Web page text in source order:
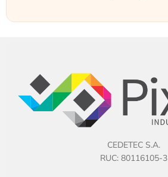
CEDETEC S.A.
RUC: 80116105-3